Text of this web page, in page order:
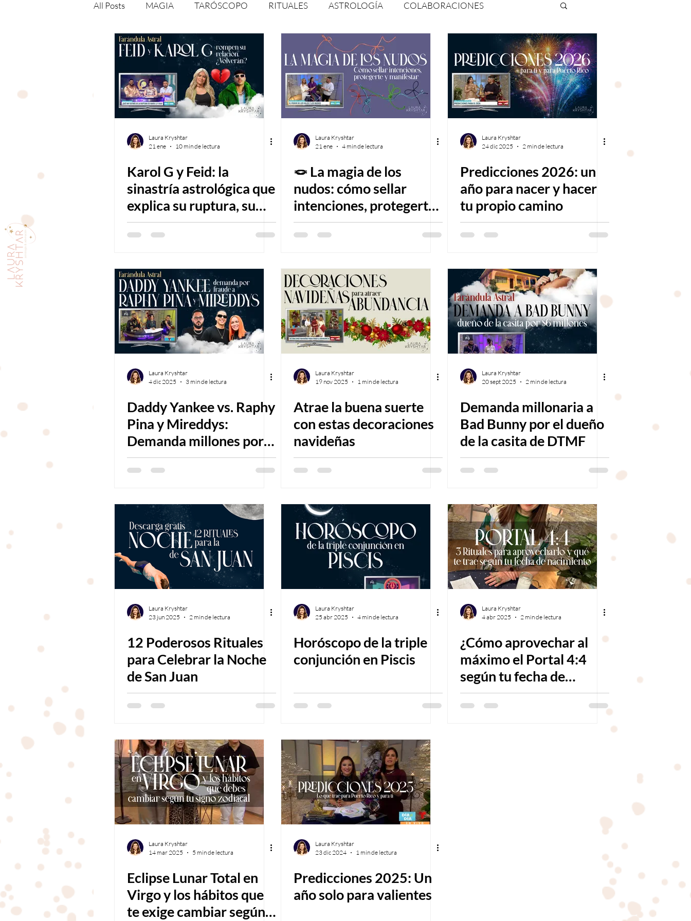
All Posts MAGIA TARÓSCOPO RITUALES ASTROLOGÍA COLABORACIONES
NUMEROLOGÍA ESPIRITUALIDAD HORÓSCOPOS EVENTOS
DESCARGABLES MEDIOS: RADIO, TV, PODCAST & PRENSA horóscopo
Laura Kryshtar
21 ene
10 min de lectura
Karol G y Feid: la
sinastría astrológica que
explica su ruptura, su
atracción y la
posibilidad de un
Laura Kryshtar
21 ene
4 min de lectura
🪢 La magia de los
nudos: cómo sellar
intenciones, protegerte
y manifestar con
claridad
Laura Kryshtar
24 dic 2025
2 min de lectura
Predicciones 2026: un
año para nacer y hacer
tu propio camino
Laura Kryshtar
4 dic 2025
3 min de lectura
Daddy Yankee vs. Raphy
Pina y Mireddys:
Demanda millones por
fraude y conspiración
Laura Kryshtar
19 nov 2025
1 min de lectura
Atrae la buena suerte
con estas decoraciones
navideñas
Laura Kryshtar
20 sept 2025
2 min de lectura
Demanda millonaria a
Bad Bunny por el dueño
de la casita de DTMF
Laura Kryshtar
23 jun 2025
2 min de lectura
12 Poderosos Rituales
para Celebrar la Noche
de San Juan
Laura Kryshtar
25 abr 2025
4 min de lectura
Horóscopo de la triple
conjunción en Piscis
Laura Kryshtar
4 abr 2025
2 min de lectura
¿Cómo aprovechar al
máximo el Portal 4:4
según tu fecha de
nacimiento?
Laura Kryshtar
14 mar 2025
5 min de lectura
Eclipse Lunar Total en
Virgo y los hábitos que
te exige cambiar según
Laura Kryshtar
23 dic 2024
1 min de lectura
Predicciones 2025: Un
año solo para valientes